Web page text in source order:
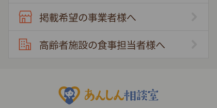
掲載希望の事業者様へ
高齢者施設の食事担当者様へ